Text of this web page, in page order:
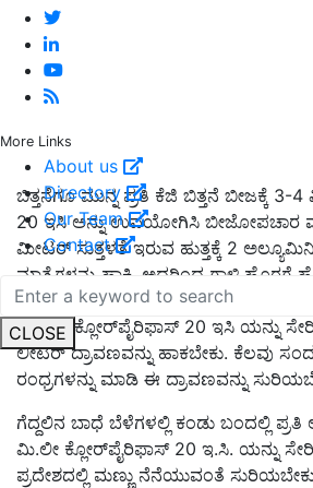
More Links
About us
Directory
Our Team
Contact
CLOSE
ಬಿತ್ತನೆಗೂ ಮುನ್ನ ಪ್ರತಿ ಕೆಜಿ ಬಿತ್ತನೆ ಬೀಜಕ್ಕೆ 3-4
20 ಇಸಿ ಅನ್ನು ಉಪಯೋಗಿಸಿ ಬೀಜೋಪಚಾರ
ಮೀಟರ್ ಸುತ್ತಳತೆ ಇರುವ ಹುತ್ತಕ್ಕೆ 2
ಮಾತ್ರೆಗಳನ್ನು ಹಾಕಿ , ಅದರಿಂದ ಗಾಳಿ ಹೊರಗೆ
ರಂಧ್ರಗಳನ್ನು ಹಸಿ ಮಣ್ಣಿನಿಂದ ಮುಚ್ಚಿ ಅಥವಾ
ಮಿ. ಲೀ. ಕ್ಲೋರ್‌ಪೈರಿಫಾಸ್ 20 ಇಸಿ ಯನ್ನು ಸೇರಿಸಿ
ಲೀಟರ್ ದ್ರಾವಣವನ್ನು ಹಾಕಬೇಕು. ಕೆಲವು
ರಂಧ್ರಗಳನ್ನು ಮಾಡಿ ಈ ದ್ರಾವಣವನ್ನು
ಗೆದ್ದಲಿನ ಬಾಧೆ ಬೆಳೆಗಳಲ್ಲಿ ಕಂಡು ಬಂದಲ್ಲಿ
ಮಿ.ಲೀ ಕ್ಲೋರ್‌ಪೈರಿಫಾಸ್ 20 ಇ.ಸಿ. ಯನ್ನು
ಪ್ರದೇಶದಲ್ಲಿ ಮಣ್ಣು ನೆನೆಯುವಂತೆ